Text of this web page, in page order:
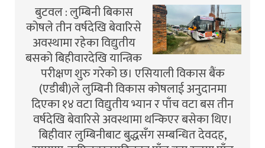
बुटवल : लुम्बिनी बिकास
कोषले तीन वर्षदेखि बेवारिसे
अवस्थामा रहेका विद्युतीय
बसको बिहीवारदेखि यान्त्रिक
परीक्षण शुरु गरेको छ। एसियाली विकास बैंक
(एडीबी)ले लुम्बिनी विकास कोषलाई अनुदानमा
दिएका १४ वटा विद्युतीय भ्यान र पाँच वटा बस तीन
वर्षदेखि बेवारिसे अवस्थामा थन्किएर बसेका थिए।
बिहीवार लुम्बिनीबाट बुद्धसँग सम्बन्धित देवदह,